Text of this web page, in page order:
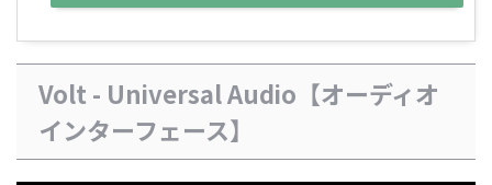
Volt - Universal Audio【オーディオ
インターフェース】